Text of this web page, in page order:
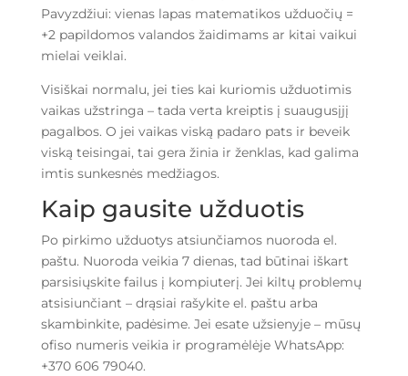
Pavyzdžiui: vienas lapas matematikos užduočių =
+2 papildomos valandos žaidimams ar kitai vaikui
mielai veiklai.
Visiškai normalu, jei ties kai kuriomis užduotimis
vaikas užstringa – tada verta kreiptis į suaugusįjį
pagalbos. O jei vaikas viską padaro pats ir beveik
viską teisingai, tai gera žinia ir ženklas, kad galima
imtis sunkesnės medžiagos.
Kaip gausite užduotis
Po pirkimo užduotys atsiunčiamos nuoroda el.
paštu. Nuoroda veikia 7 dienas, tad būtinai iškart
parsisiųskite failus į kompiuterį. Jei kiltų problemų
atsisiunčiant – drąsiai rašykite el. paštu arba
skambinkite, padėsime. Jei esate užsienyje – mūsų
ofiso numeris veikia ir programėlėje WhatsApp:
+370 606 79040.